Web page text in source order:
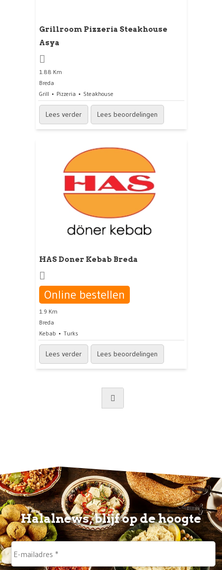
Grillroom Pizzeria Steakhouse
Asya
1.88 Km
Breda
Grill
Pizzeria Steakhouse
Lees verder Lees beoordelingen
HAS Doner Kebab Breda
Online bestellen
1.9 Km
Breda
Kebab
Turks
Lees verder Lees beoordelingen
Halalnews, blijf op de hoogte